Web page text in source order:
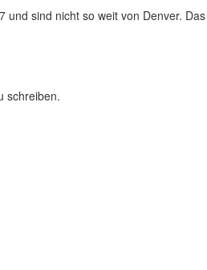
und sind nicht so weit von Denver.
schreiben.